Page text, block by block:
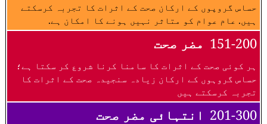
حساس گروپوں کے ارکان صحت کے اثرات کا تجربہ کرسکتے
ہیں. عام عوام کو متاثر نہیں ہونے کا امکان ہے.
151-200 مضر صحت
ہر کوئی صحت کے اثرات کا سامنا کرنا شروع کر سکتا ہے؛
حساس گروہوں کے ارکان زیادہ سنجیدہ صحت کے اثرات کا
تجربہ کرسکتے ہیں
201-300 انتہائی مضر صحت